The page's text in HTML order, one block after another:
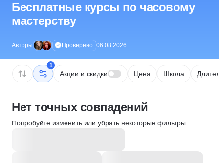
Бесплатные курсы по часовому
мастерству
Авторы Проверено 06.08.2026
1
Акции и скидки Цена Школа
Нет точных совпадений
Попробуйте изменить или убрать некоторые фильтры